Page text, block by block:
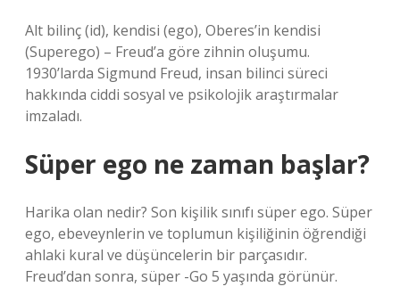
Alt bilinç (id), kendisi (ego), Oberes’in kendisi
(Superego) – Freud’a göre zihnin oluşumu.
1930’larda Sigmund Freud, insan bilinci süreci
hakkında ciddi sosyal ve psikolojik araştırmalar
imzaladı.
Süper ego ne zaman başlar?
Harika olan nedir? Son kişilik sınıfı süper ego. Süper
ego, ebeveynlerin ve toplumun kişiliğinin öğrendiği
ahlaki kural ve düşüncelerin bir parçasıdır.
Freud’dan sonra, süper -Go 5 yaşında görünür.